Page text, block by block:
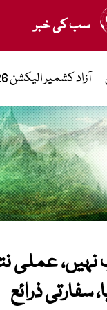
سب کی خبر
آزاد کشمیر الیکشن 2026
عملی
سفارتی ذرائع